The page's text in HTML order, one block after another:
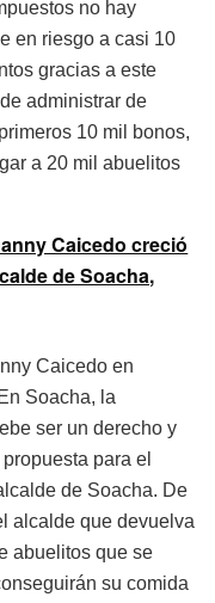
no hay
en riesgo a casi 10
gracias a este
administrar de
10 mil bonos,
a 20 mil abuelitos
Caicedo creció
de Soacha,
Caicedo en
Soacha, la
ser un derecho y
para el
de Soacha. De
alcalde que devuelva
abuelitos que se
su comida